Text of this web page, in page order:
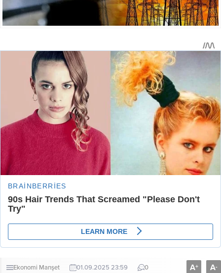
Ekonomi Manşet 01.09.2025 23:59 0 A+ A-